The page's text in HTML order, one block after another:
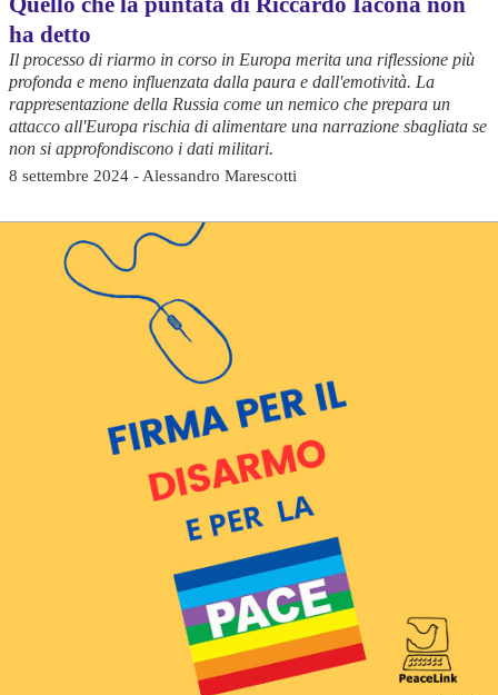
ha detto
Il processo di riarmo in corso in Europa merita una riflessione più
profonda e meno influenzata dalla paura e dall'emotività. La
rappresentazione della Russia come un nemico che prepara un
attacco all'Europa rischia di alimentare una narrazione sbagliata se
non si approfondiscono i dati militari.
8 settembre 2024 - Alessandro Marescotti